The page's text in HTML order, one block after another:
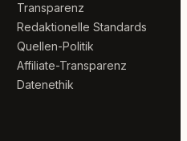
Transparenz
Redaktionelle Standards
Quellen-Politik
Affiliate-Transparenz
Datenethik